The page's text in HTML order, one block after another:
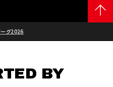
ーグ2026
BY